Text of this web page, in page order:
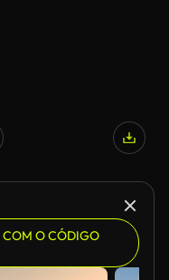
COM O CÓDIGO